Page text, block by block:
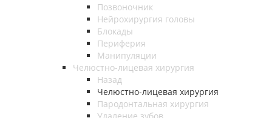
Позвоночник
Нейрохирургия головы
Блокады
Периферия
Манипуляции
Челюстно-лицевая хирургия
Назад
Челюстно-лицевая хирургия
Пародонтальная хирургия